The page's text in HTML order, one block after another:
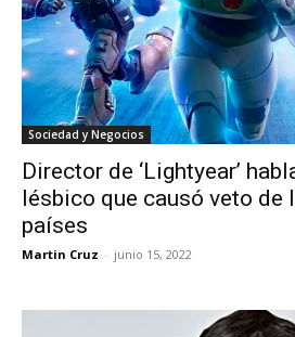
Sociedad y Negocios
Director de ‘Lightyear’
lésbico que causó veto de
países
Martin Cruz - junio 15, 2022